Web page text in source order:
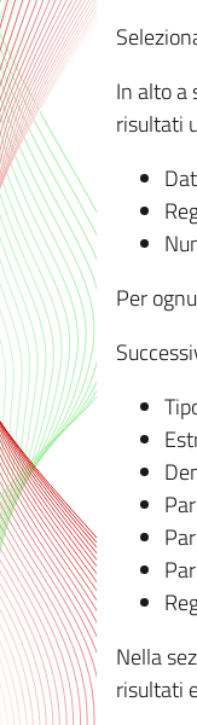
In alto a
risultati
Per
Nella
risultati